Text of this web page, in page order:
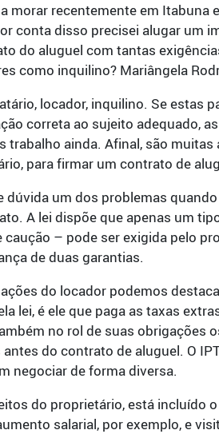
morar recentemente em Itabuna
conta disso precisei alugar um
do aluguel com tantas
como inquilino? Mariângela
locador, inquilino. Se estas
correta ao sujeito adequado,
trabalho ainda. Afinal, são
para firmar um contrato de
dúvida um dos problemas
A lei dispõe que apenas um
caução – pode ser exigida pelo
de duas garantias.
do locador podemos
lei, é ele que paga as taxas
no rol de suas obrigações
do contrato de aluguel. O
negociar de forma diversa.
do proprietário, está incluído
salarial, por exemplo, e